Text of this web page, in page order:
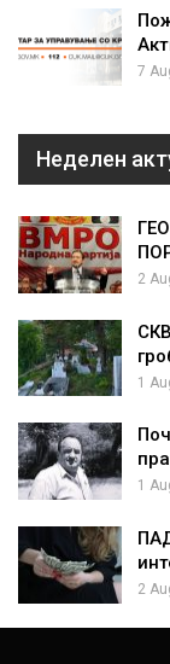
7
Неделен
2
1
1
2